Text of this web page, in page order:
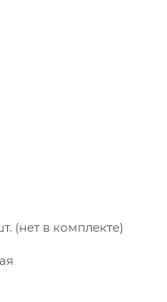
(нет в комплекте)